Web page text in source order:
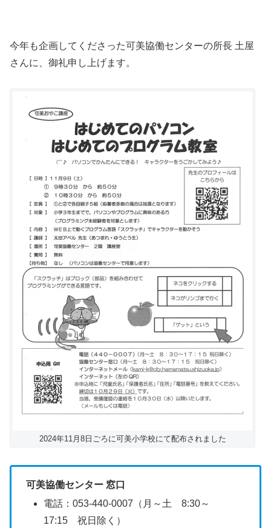
今年も企画してくださった可美協働センターの所長 土屋
さんに、御礼申し上げます。
2024年11月8日ごろに可美小学校にて配布されました
可美協働センター 窓口
電話：053-440-0007（月～土 8:30～
17:15 祝日除く）